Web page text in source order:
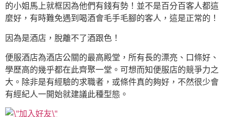
的小姐馬上就框因為他們有錢有勢！並不是百分百客人都這
麼好，有時難免遇到喝酒會毛手毛腳的客人，這是正常的！
因為是酒店，脫離不了酒跟色！
便服酒店為酒店公關的最高殿堂，所有長的漂亮、口條好、
學歷高的幾乎都在此齊聚一堂。可想而知便服店的競爭力之
大。除非是有經驗的求職者，或條件真的夠好，不然很少會
有經紀人一開始就建議此種型態。